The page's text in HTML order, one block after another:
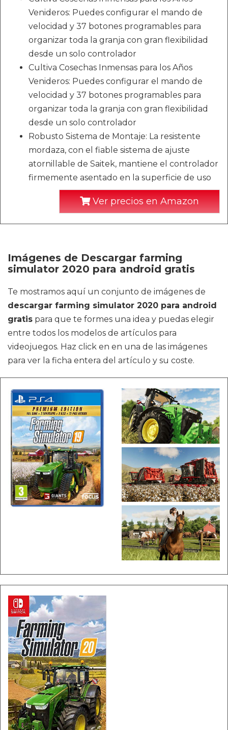
Venideros: Puedes configurar el mando de
velocidad y 37 botones programables para
organizar toda la granja con gran flexibilidad
desde un solo controlador
Cultiva Cosechas Inmensas para los Años
Venideros: Puedes configurar el mando de
velocidad y 37 botones programables para
organizar toda la granja con gran flexibilidad
desde un solo controlador
Robusto Sistema de Montaje: La resistente
mordaza, con el fiable sistema de ajuste
atornillable de Saitek, mantiene el controlador
firmemente asentado en la superficie de uso
Ver precios en Amazon
Imágenes de Descargar farming
simulator 2020 para android gratis
Te mostramos aquí un conjunto de imágenes de
descargar farming simulator 2020 para android
gratis para que te formes una idea y puedas elegir
entre todos los modelos de artículos para
videojuegos. Haz click en en una de las imágenes
para ver la ficha entera del artículo y su coste.